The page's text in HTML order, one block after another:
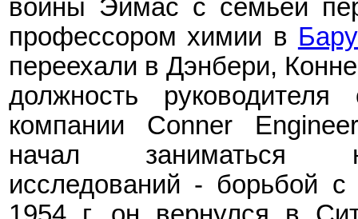
войны Эймас с семьёй
профессором химии в
переехали в Дэнбери,
должность
компании Conner
начал заниматься
исследований - борьбой с